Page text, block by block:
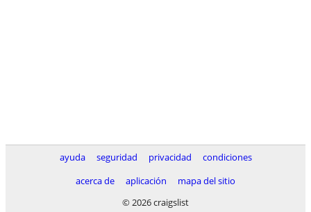
ayuda seguridad privacidad
condiciones
acerca de
aplicación
mapa del sitio
© 2026 craigslist